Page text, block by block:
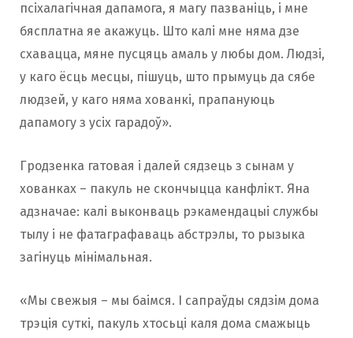
псіхалагічная дапамога, я магу пазваніць, і мне
бясплатна яе акажуць. Што калі мне няма дзе
схавацца, мяне пусцяць амаль у любы дом. Людзі,
у каго ёсць месцы, пішуць, што прымуць да сябе
людзей, у каго няма хованкі, прапануюць
дапамогу з усіх гарадоў».
Гродзенка гатовая і далей сядзець з сынам у
хованках – пакуль не скончыцца канфлікт. Яна
адзначае: калі выконваць рэкамендацыі службы
тылу і не фатаграфаваць абстрэлы, то рызыка
загінуць мінімальная.
«Мы свежыя – мы баімся. І сапраўды сядзім дома
трэція суткі, пакуль хтосьці каля дома смажыць